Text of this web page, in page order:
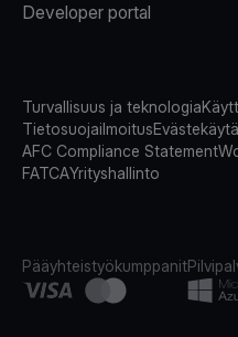
Developer portal
Turvallisuus ja teknologia
Tietosuojailmoitus
AFC Compliance Statement
FATCAYrityshallinto
Pääyhteistyökumppanit